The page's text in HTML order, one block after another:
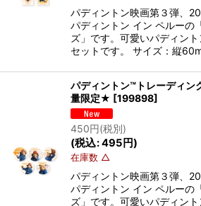
パディントン映画第３弾、
パディントン イン ペルーの
ズ」です。可愛いパディン
セットです。 サイズ：縦
パディントン™トレーディ
量限定★ [199898]
450円(税別)
(税込:495 円)
在庫数 △
パディントン映画第３弾、
パディントン イン ペルーの
ズ」です。可愛いパディン